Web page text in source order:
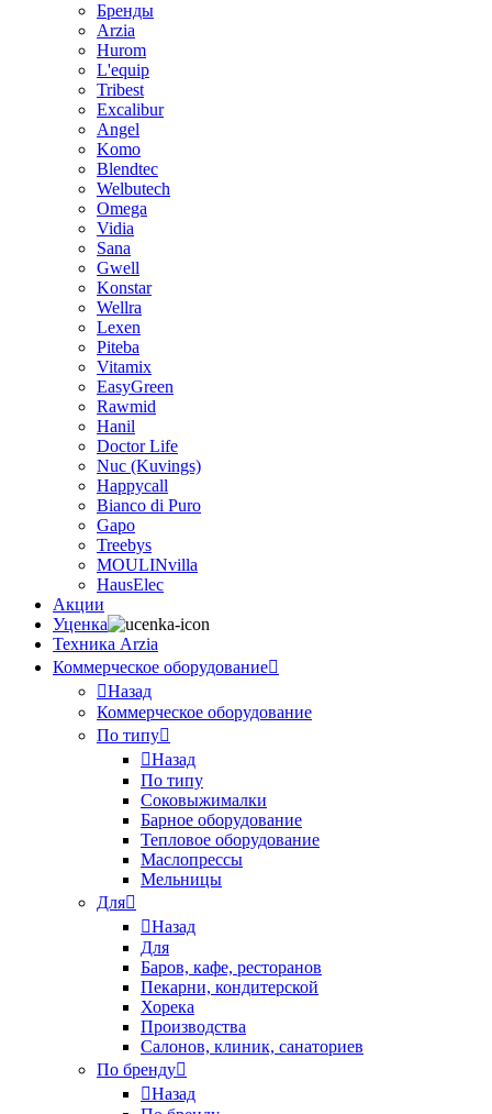
Бренды
Arzia
Hurom
L'equip
Tribest
Excalibur
Angel
Komo
Blendtec
Welbutech
Omega
Vidia
Sana
Gwell
Konstar
Wellra
Lexen
Piteba
Vitamix
EasyGreen
Rawmid
Hanil
Doctor Life
Nuc (Kuvings)
Happycall
Bianco di Puro
Gapo
Treebys
MOULINvilla
HausElec
Акции
Уценка
Техника Arzia
Коммерческое оборудование
Назад
Коммерческое оборудование
По типу
Назад
По типу
Соковыжималки
Барное оборудование
Тепловое оборудование
Маслопрессы
Мельницы
Для
Назад
Для
Баров, кафе, ресторанов
Пекарни, кондитерской
Хорека
Производства
Салонов, клиник, санаториев
По бренду
Назад